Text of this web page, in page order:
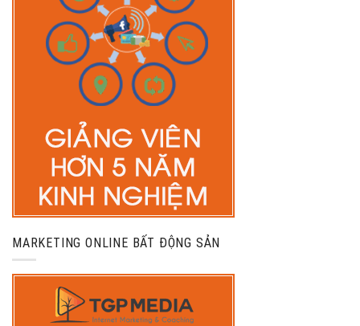
MARKETING ONLINE BẤT ĐỘNG SẢN